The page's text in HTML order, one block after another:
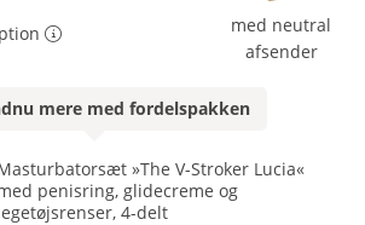
med neutral
afsender
mere med fordelspakken
»The V-Stroker Lucia«
penisring, glidecreme og
4-delt